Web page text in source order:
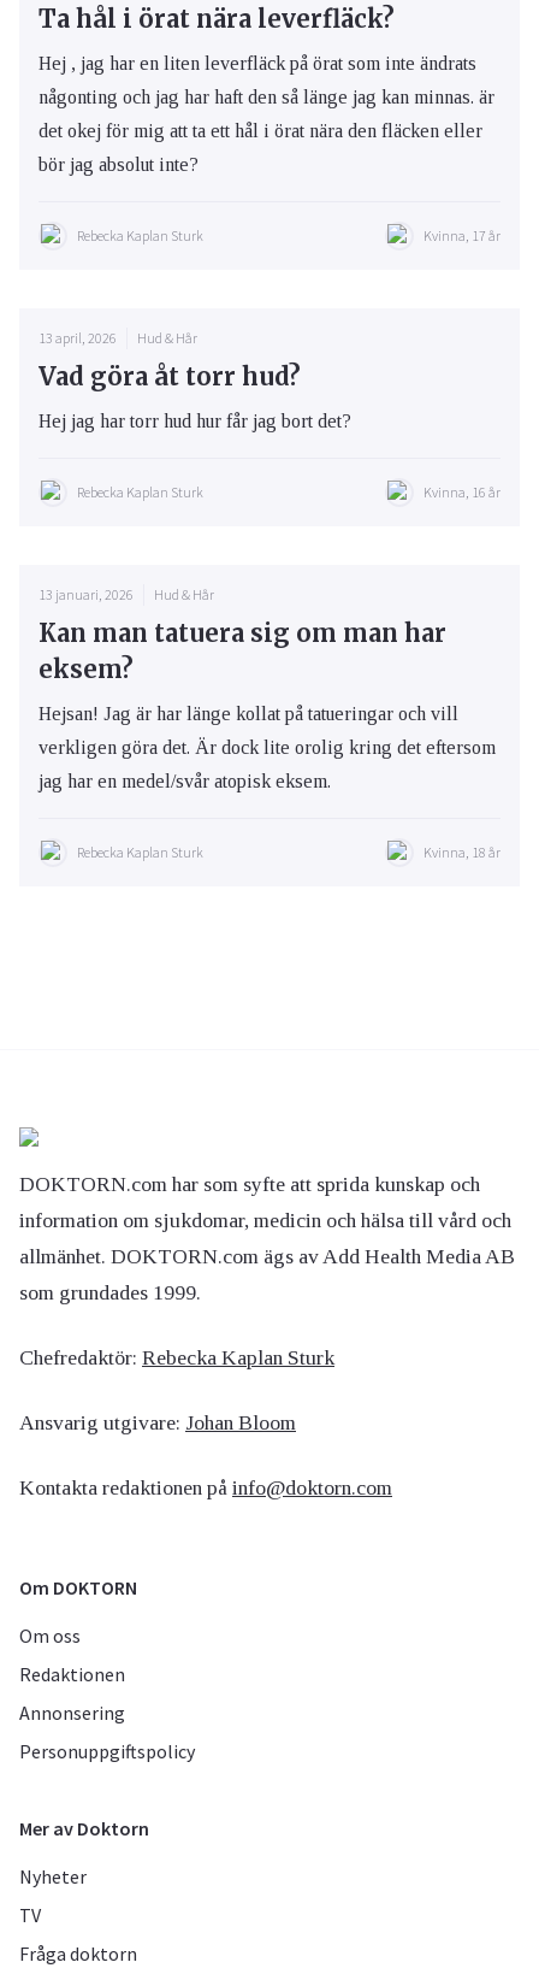
Ta hål i örat nära leverfläck?
Hej , jag har en liten leverfläck på örat som inte ändrats
någonting och jag har haft den så länge jag kan minnas. är
det okej för mig att ta ett hål i örat nära den fläcken eller
bör jag absolut inte?
Rebecka Kaplan Sturk Kvinna, 17 år
13 april, 2026 Hud & Hår
Vad göra åt torr hud?
Hej jag har torr hud hur får jag bort det?
Rebecka Kaplan Sturk Kvinna, 16 år
13 januari, 2026 Hud & Hår
Kan man tatuera sig om man har
eksem?
Hejsan! Jag är har länge kollat på tatueringar och vill
verkligen göra det. Är dock lite orolig kring det eftersom
jag har en medel/svår atopisk eksem.
Rebecka Kaplan Sturk Kvinna, 18 år
DOKTORN.com har som syfte att sprida kunskap och
information om sjukdomar, medicin och hälsa till vård och
allmänhet. DOKTORN.com ägs av Add Health Media AB
som grundades 1999.
Chefredaktör: Rebecka Kaplan Sturk
Ansvarig utgivare: Johan Bloom
Kontakta redaktionen på info@doktorn.com
Om DOKTORN
Om oss
Redaktionen
Annonsering
Personuppgiftspolicy
Mer av Doktorn
Nyheter
TV
Fråga doktorn